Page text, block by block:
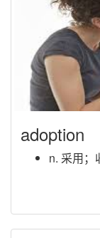
adoption
n. 采用；